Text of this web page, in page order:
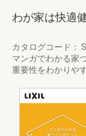
わが家は快適
カタログコード：
マンガでわかる家
重要性をわかりや